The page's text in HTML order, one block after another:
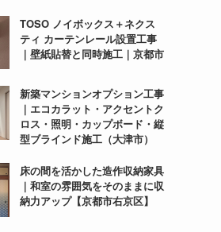
TOSO ノイボックス＋ネクス
ティ カーテンレール設置工事
｜壁紙貼替と同時施工｜京都市
新築マンションオプション工事
｜エコカラット・アクセントク
ロス・照明・カップボード・縦
型ブラインド施工（大津市）
床の間を活かした造作収納家具
｜和室の雰囲気をそのままに収
納力アップ【京都市右京区】